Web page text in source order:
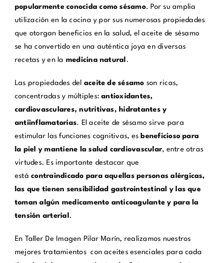
popularmente conocida como sésamo. Por su amplia
utilización en la cocina y por sus numerosas propiedades
que otorgan beneficios en la salud, el aceite de sésamo
se ha convertido en una auténtica joya en diversas
recetas y en la medicina natural .
Las propiedades del aceite de sésamo son ricas,
concentradas y múltiples:antioxidantes,
cardiovasculares, nutritivas, hidratantes y
antiinflamatorias. El aceite de sésamo sirve para
estimular las funciones cognitivas, es beneficioso para
la piel y mantiene la salud cardiovascular, entre otras
virtudes. Es importante destacar que
estácontraindicado para aquellas personas alérgicas,
las que tienen sensibilidad gastrointestinal y las que
toman algún medicamento anticoagulante y para la
tensión arterial .
En Taller De Imagen Pilar Marín, realizamos nuestros
mejores tratamientos con aceites esenciales para cada